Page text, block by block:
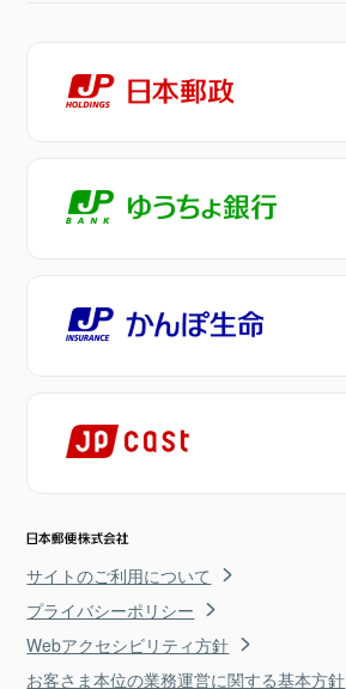
サイトのご利用について
プライバシーポリシー
Webアクセシビリティ方針
お客さま本位の業務運営に関する基本方針